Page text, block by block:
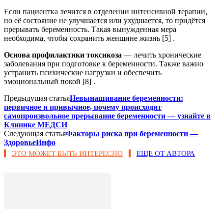
Если пациентка лечится в отделении интенсивной терапии,
но её состояние не улучшается или ухудшается, то придётся
прерывать беременность. Такая вынужденная мера
необходима, чтобы сохранить женщине жизнь [5] .
Основа профилактики токсикоза — лечить хронические
заболевания при подготовке к беременности. Также важно
устранить психические нагрузки и обеспечить
эмоциональный покой [8] .
Предыдущая статьяНевынашивание беременности:
первичное и привычное, почему происходит
самопроизвольное прерывание беременности — узнайте в
Клинике МЕДСИ
Следующая статьяФакторы риска при беременности —
ЗдоровьеИнфо
ЭТО МОЖЕТ БЫТЬ ИНТЕРЕСНО ЕЩЕ ОТ АВТОРА